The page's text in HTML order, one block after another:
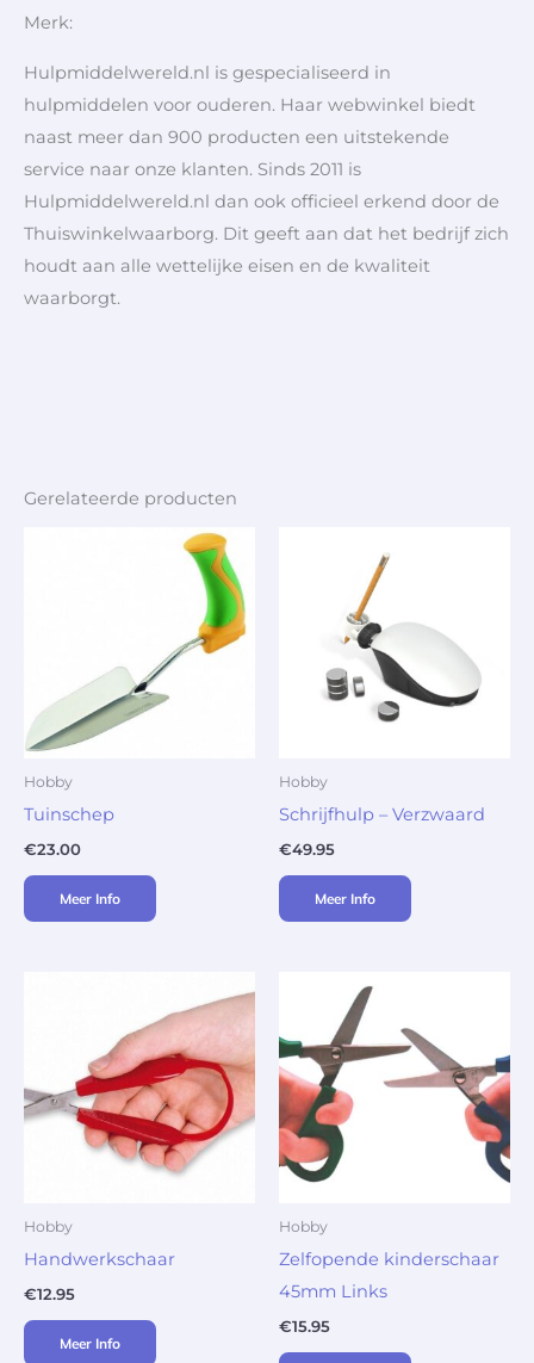
Merk:
Hulpmiddelwereld.nl is gespecialiseerd in
hulpmiddelen voor ouderen. Haar webwinkel biedt
naast meer dan 900 producten een uitstekende
service naar onze klanten. Sinds 2011 is
Hulpmiddelwereld.nl dan ook officieel erkend door de
Thuiswinkelwaarborg. Dit geeft aan dat het bedrijf zich
houdt aan alle wettelijke eisen en de kwaliteit
waarborgt.
Gerelateerde producten
Hobby
Tuinschep
€23.00
Meer Info
Hobby
Schrijfhulp – Verzwaard
€49.95
Meer Info
Hobby
Handwerkschaar
€12.95
Meer Info
Hobby
Zelfopende kinderschaar
45mm Links
€15.95